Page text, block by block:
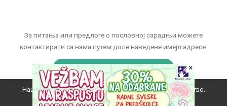
За питања или предлоге о пословној сарадњи можете
контактирати са нама путем доле наведене имејл адресе:
marketing@zelenaucionica.com
Наш вебсајт користи колачиће да побољша ваше искуство.
×